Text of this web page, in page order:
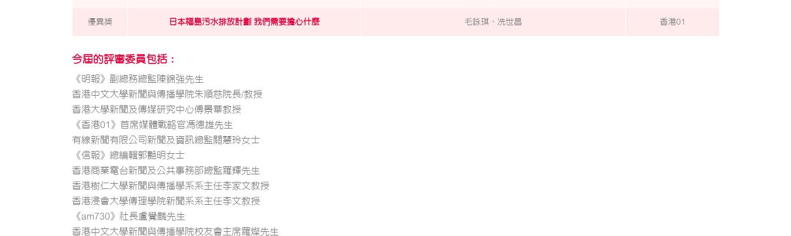
優異獎 日本福島污水排放計劃 我們需要擔心什麼 毛詠琪、冼世昌 香港01
今屆的評審委員包括：
《明報》副總務總監陳錦強先生
香港中文大學新聞與傳播學院朱順慈院長/教授
香港大學新聞及傳媒研究中心傅景華教授
《香港01》首席媒體戰略官馮德雄先生
有線新聞有限公司新聞及資訊總監關慧玲女士
《信報》總編輯郭艷明女士
香港商業電台新聞及公共事務部總監羅輝先生
香港樹仁大學新聞與傳播學系系主任李家文教授
香港浸會大學傳理學院新聞系系主任李文教授
《am730》社長盧覺麟先生
香港中文大學新聞與傳播學院校友會主席羅燦先生